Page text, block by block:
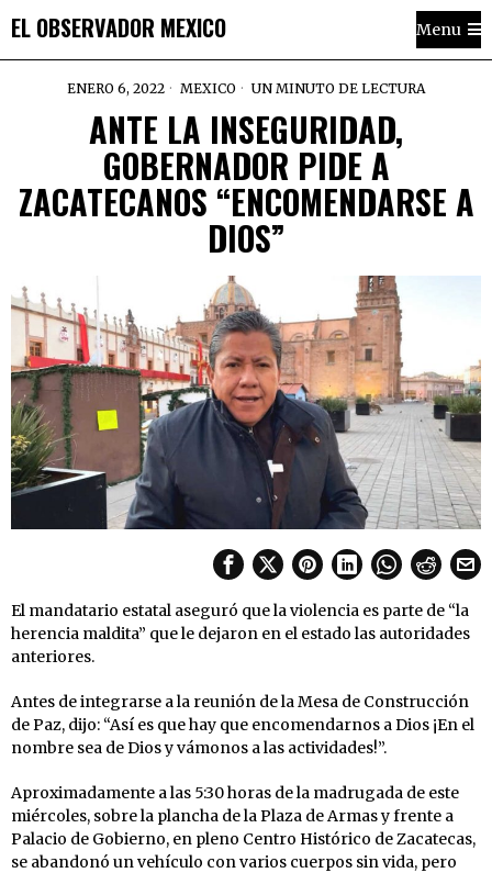
EL OBSERVADOR MEXICO Menu
ENERO 6, 2022 MEXICO UN MINUTO DE LECTURA
ANTE LA INSEGURIDAD,
GOBERNADOR PIDE A
ZACATECANOS “ENCOMENDARSE A
DIOS”
El mandatario estatal aseguró que la violencia es parte de “la
herencia maldita” que le dejaron en el estado las autoridades
anteriores.
Antes de integrarse a la reunión de la Mesa de Construcción
de Paz, dijo: “Así es que hay que encomendarnos a Dios ¡En el
nombre sea de Dios y vámonos a las actividades!”.
Aproximadamente a las 5:30 horas de la madrugada de este
miércoles, sobre la plancha de la Plaza de Armas y frente a
Palacio de Gobierno, en pleno Centro Histórico de Zacatecas,
se abandonó un vehículo con varios cuerpos sin vida, pero